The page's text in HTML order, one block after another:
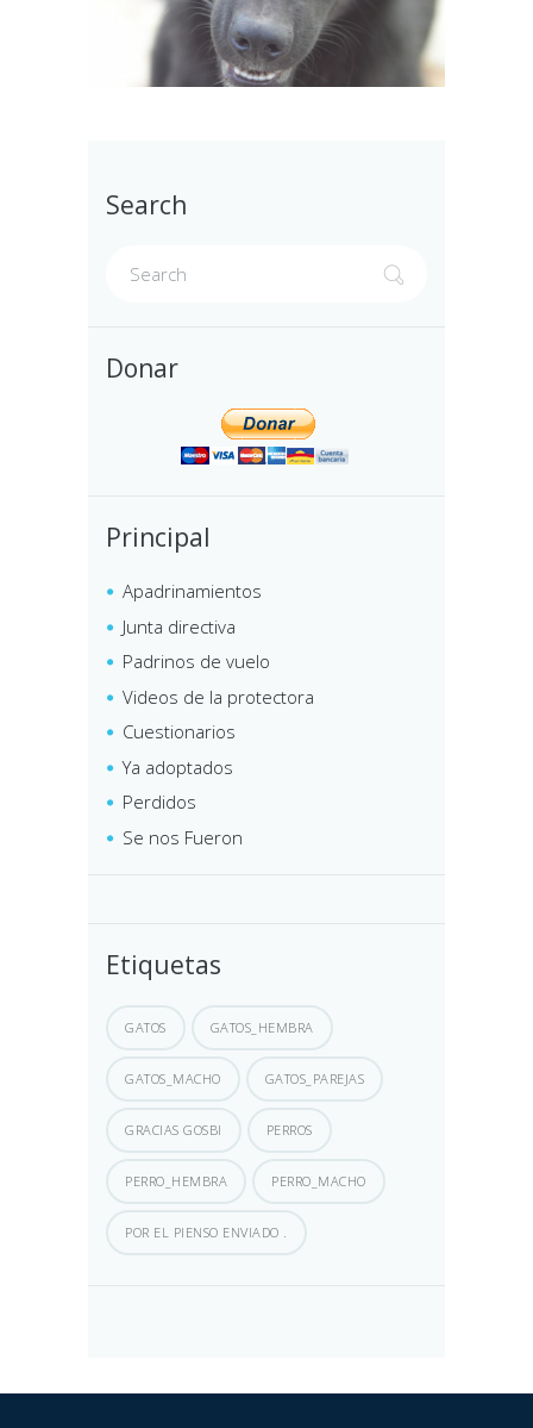
Search
Donar
Principal
Apadrinamientos
Junta directiva
Padrinos de vuelo
Videos de la protectora
Cuestionarios
Ya adoptados
Perdidos
Se nos Fueron
Etiquetas
GATOS GATOS_HEMBRA
GATOS_MACHO GATOS_PAREJAS
GRACIAS GOSBI PERROS
PERRO_HEMBRA PERRO_MACHO
POR EL PIENSO ENVIADO .